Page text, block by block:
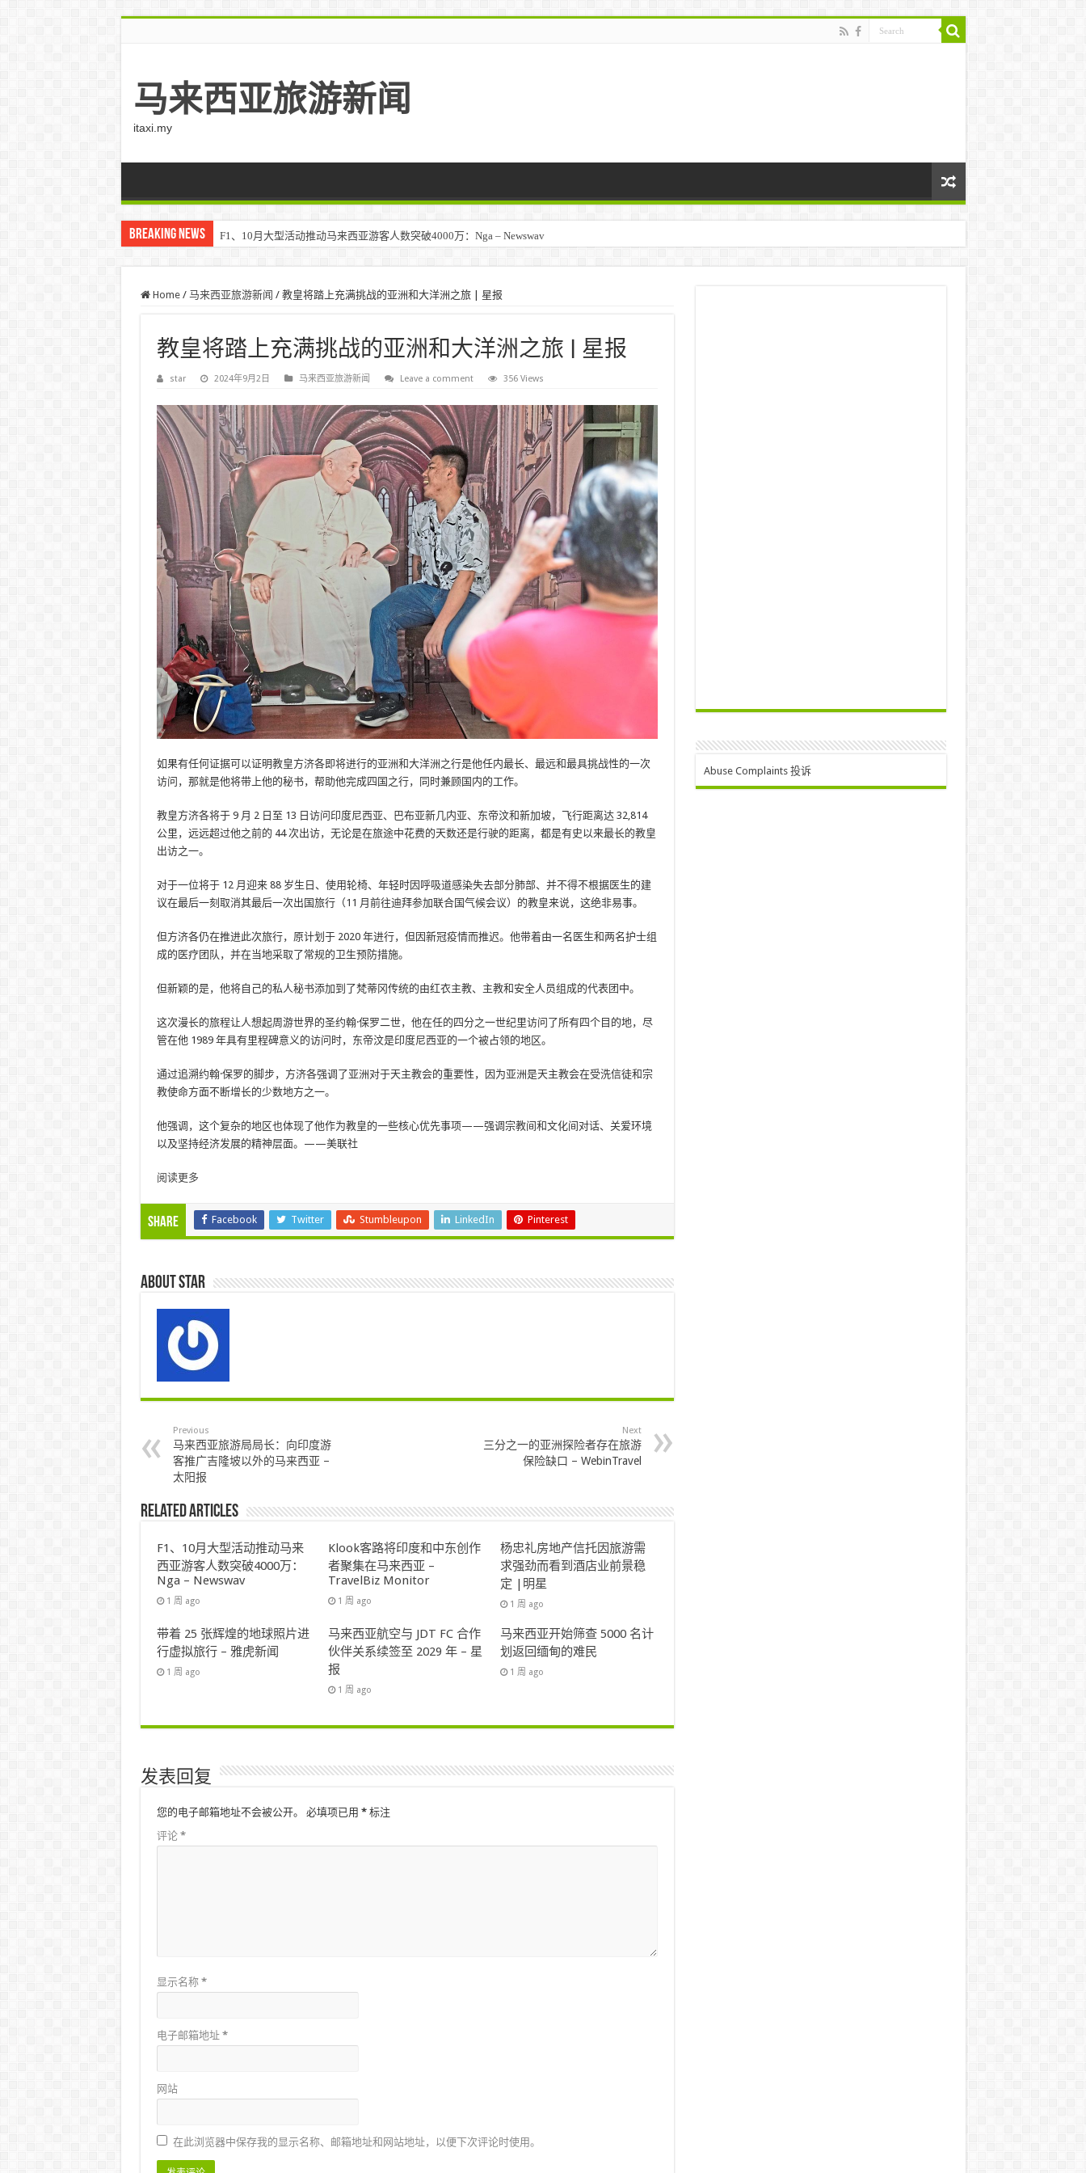
马来西亚旅游新闻
itaxi.my
Breaking News F1、10月大型活动推动马来西亚游客人数突破4000万：Nga – Newswav
Home / 马来西亚旅游新闻 / 教皇将踏上充满挑战的亚洲和大洋洲之旅 | 星报
教皇将踏上充满挑战的亚洲和大洋洲之旅 | 星报
star 2024年9月2日 马来西亚旅游新闻 Leave a comment 356 Views
如果有任何证据可以证明教皇方济各即将进行的亚洲和大洋洲之行是他任内最长、最远和最具挑战性的一次
访问，那就是他将带上他的秘书，帮助他完成四国之行，同时兼顾国内的工作。
教皇方济各将于 9 月 2 日至 13 日访问印度尼西亚、巴布亚新几内亚、东帝汶和新加坡，飞行距离达 32,814
公里，远远超过他之前的 44 次出访，无论是在旅途中花费的天数还是行驶的距离，都是有史以来最长的教皇
出访之一。
对于一位将于 12 月迎来 88 岁生日、使用轮椅、年轻时因呼吸道感染失去部分肺部、并不得不根据医生的建
议在最后一刻取消其最后一次出国旅行（11 月前往迪拜参加联合国气候会议）的教皇来说，这绝非易事。
但方济各仍在推进此次旅行，原计划于 2020 年进行，但因新冠疫情而推迟。他带着由一名医生和两名护士组
成的医疗团队，并在当地采取了常规的卫生预防措施。
但新颖的是，他将自己的私人秘书添加到了梵蒂冈传统的由红衣主教、主教和安全人员组成的代表团中。
这次漫长的旅程让人想起周游世界的圣约翰·保罗二世，他在任的四分之一世纪里访问了所有四个目的地，尽
管在他 1989 年具有里程碑意义的访问时，东帝汶是印度尼西亚的一个被占领的地区。
通过追溯约翰·保罗的脚步，方济各强调了亚洲对于天主教会的重要性，因为亚洲是天主教会在受洗信徒和宗
教使命方面不断增长的少数地方之一。
他强调，这个复杂的地区也体现了他作为教皇的一些核心优先事项——强调宗教间和文化间对话、关爱环境
以及坚持经济发展的精神层面。——美联社
阅读更多
Share Facebook Twitter Stumbleupon LinkedIn Pinterest
About star
Previous
马来西亚旅游局局长：向印度游
客推广吉隆坡以外的马来西亚 –
太阳报
Next
三分之一的亚洲探险者存在旅游
保险缺口 – WebinTravel
Related Articles
F1、10月大型活动推动马来
西亚游客人数突破4000万：
Nga – Newswav
1 周 ago
Klook客路将印度和中东创作
者聚集在马来西亚 –
TravelBiz Monitor
1 周 ago
杨忠礼房地产信托因旅游需
求强劲而看到酒店业前景稳
定 |明星
1 周 ago
带着 25 张辉煌的地球照片进
行虚拟旅行 – 雅虎新闻
1 周 ago
马来西亚航空与 JDT FC 合作
伙伴关系续签至 2029 年 – 星
报
1 周 ago
马来西亚开始筛查 5000 名计
划返回缅甸的难民
1 周 ago
发表回复
您的电子邮箱地址不会被公开。 必填项已用 *标注
评论 *
显示名称 *
电子邮箱地址 *
网站
在此浏览器中保存我的显示名称、邮箱地址和网站地址，以便下次评论时使用。
Abuse Complaints 投诉